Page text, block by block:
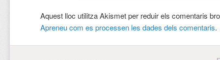
Aquest lloc utilitza Akismet per reduir els comentaris
Apreneu com es processen les dades dels comentaris.